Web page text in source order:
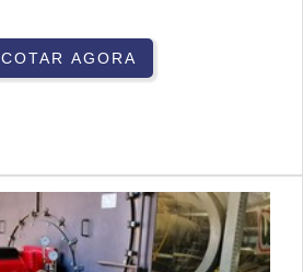
COTAR AGORA